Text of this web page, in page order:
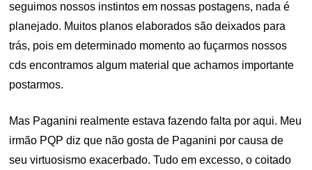
seguimos nossos instintos em nossas postagens, nada é
planejado. Muitos planos elaborados são deixados para
trás, pois em determinado momento ao fuçarmos nossos
cds encontramos algum material que achamos importante
postarmos.
Mas Paganini realmente estava fazendo falta por aqui. Meu
irmão PQP diz que não gosta de Paganini por causa de
seu virtuosismo exacerbado. Tudo em excesso, o coitado